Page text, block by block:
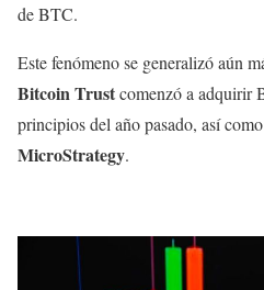
de BTC.
Este fenómeno se generalizó aún
Bitcoin Trustcomenzó a adquirir
principios del año pasado, así
MicroStrategy.